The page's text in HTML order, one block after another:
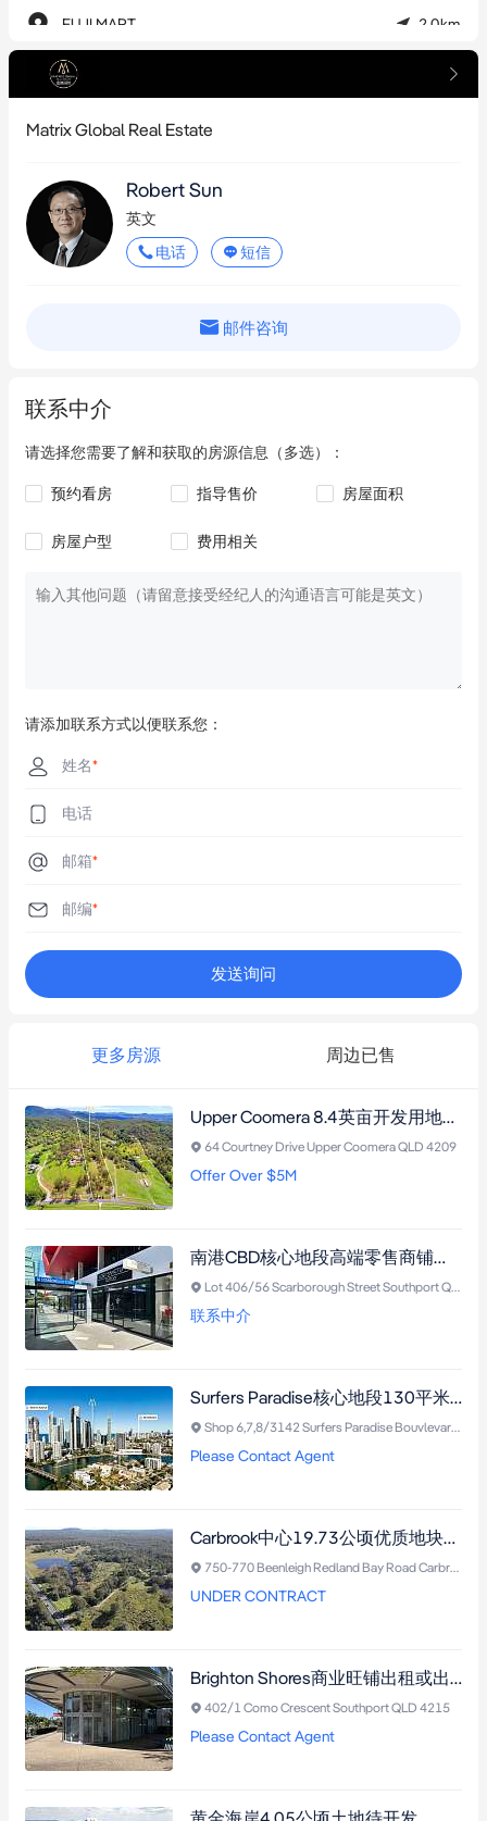
FUJI MART 2.0km
Woolworths 2.7km
Woolworths
IGA X-press Parkwood
Woolworths
Woolworths 4.8km
5.0km
IGA
Matrix Global Real Estate
Robert Sun
英文
电话
短信
邮件咨询
联系中介
请选择您需要了解和获取的房源信息（多选）：
预约看房 指导售价 房屋面积
房屋户型 费用相关
请添加联系方式以便联系您：
姓名*
电话
邮箱*
邮编*
发送询问
更多房源 周边已售
Upper Coomera 8.4英亩开发用地，拥城市天际线景观，适合住宅细分与联排别墅开发，毗邻黄金海岸核心区。
64 Courtney Drive Upper Coomera QLD 4209
Offer Over $5M
南港CBD核心地段高端零售商铺，坐落Southport Central，75平方米转角旺铺，正对Australia Fair购物中心，租约稳定至2028年并可续约。
Lot 406/56 Scarborough Street Southport QLD 4215
联系中介
Surfers Paradise核心地段130平米优质零售空间，高曝光率，近海滩，带3个安全车位。
Shop 6,7,8/3142 Surfers Paradise Bouvlevard, SURFERS PARADISE QLD 4217 Surfers Paradise QLD 4217
Please Contact Agent
Carbrook中心19.73公顷优质地块，潜力无限，临近学校与高速，适合多种开发用途
750-770 Beenleigh Redland Bay Road Carbrook QLD 4130
UNDER CONTRACT
Brighton Shores商业旺铺出租或出售，Southport中心地段，121㎡零售空间，近轻轨站与多项设施，适合零售、专业或医疗行业。
402/1 Como Crescent Southport QLD 4215
Please Contact Agent